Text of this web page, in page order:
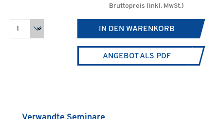
Bruttopreis (inkl. MwSt.)
IN DEN WARENKORB
ANGEBOT ALS PDF
Produktgalerie überspringen